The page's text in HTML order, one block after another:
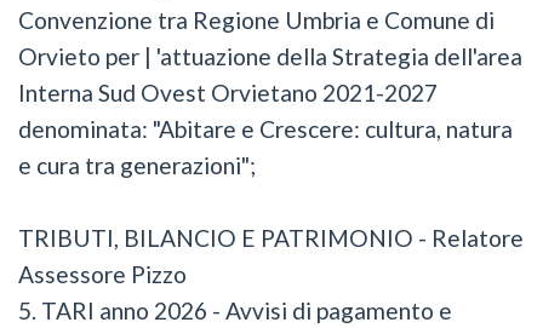
Convenzione tra Regione Umbria e Comune di
Orvieto per | 'attuazione della Strategia dell'area
Interna Sud Ovest Orvietano 2021-2027
denominata: "Abitare e Crescere: cultura, natura
e cura tra generazioni";
TRIBUTI, BILANCIO E PATRIMONIO - Relatore
Assessore Pizzo
5.⁠ ⁠TARI anno 2026 - Avvisi di pagamento e